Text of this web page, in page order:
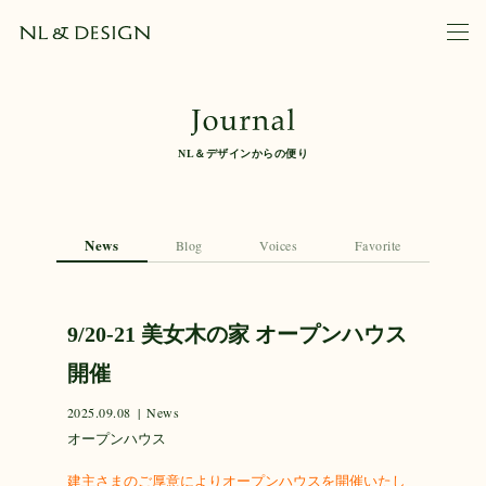
NL＆デザインからの便り
News Blog Voices Favorite
9/20-21 美女木の家 オープンハウス
開催
2025.09.08 | News
オープンハウス
建主さまのご厚意によりオープンハウスを開催いたし